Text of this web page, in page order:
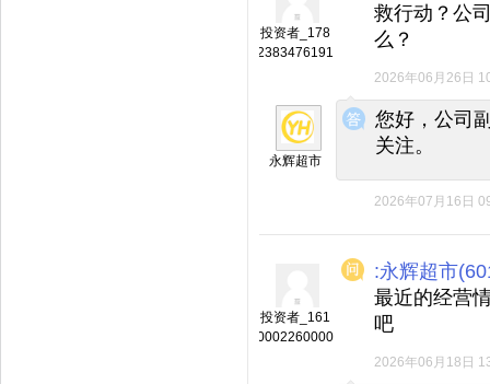
投资者_178
2383476191
救行动？公
么？
2026年06月26日
◆
◆
永辉超市
您好，公司
关注。
2026年07月16日
投资者_161
0002260000
:永辉超市
最近的经营
吧
2026年06月18日